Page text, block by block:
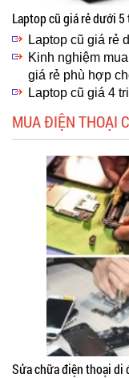
Laptop cũ giá rẻ dưới 5
Laptop cũ giá rẻ
Kinh nghiệm
giá rẻ phù hợp
Laptop cũ giá 4
MUA ĐIỆN THOẠI
Sửa chữa điện thoại di